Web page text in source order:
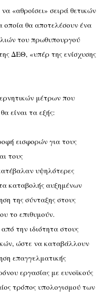
«αθροίσει» σειρά θετικών
θα αποτελέσουν ένα
του πρωθυπουργού
ΔΕΘ, «υπέρ της ενίσχυσης
μέτρων που
είναι τα εξής:
εισφορών για τους
τους
υψηλότερες
καταβολής αυξημένων
της σύνταξης στους
το επιθυμούν.
την ιδιότητα στους
ώστε να καταβάλλουν
επαγγελματικής
εργασίας με ευνοϊκούς
τρόπος υπολογισμού των